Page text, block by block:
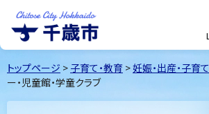
千歳市Chitose
City Hokkaido
トップページ > 子育て・教育 >妊娠・出産・子育て
ー・児童館・学童クラブ